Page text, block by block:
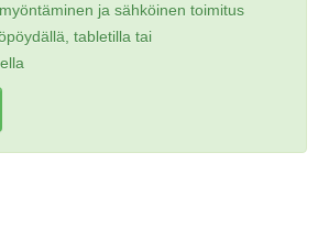
ja sähköinen toimitus
tabletilla tai